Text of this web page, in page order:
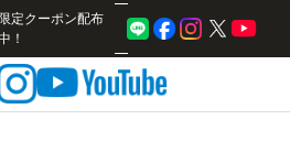
限定クーポン配布
！